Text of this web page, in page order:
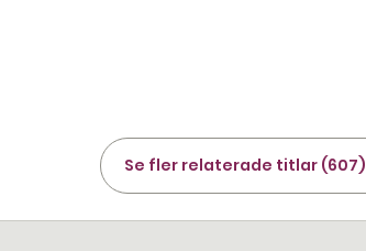
Se fler relaterade titlar (607)